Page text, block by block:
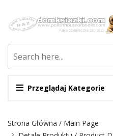
Przeglądaj Kategorie
Strona Główna / Main Page